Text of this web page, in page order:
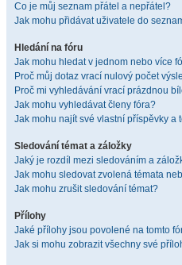
Co je můj seznam přátel a nepřátel?
Jak mohu přidávat uživatele do
Hledání na fóru
Jak mohu hledat v jednom nebo více
Proč můj dotaz vrací nulový počet
Proč mi vyhledávání vrací prázdnou
Jak mohu vyhledávat členy fóra?
Jak mohu najít své vlastní příspěvky a
Sledování témat a záložky
Jaký je rozdíl mezi sledováním a
Jak mohu sledovat zvolená témata
Jak mohu zrušit sledování témat?
Přílohy
Jaké přílohy jsou povolené na tomto
Jak si mohu zobrazit všechny své